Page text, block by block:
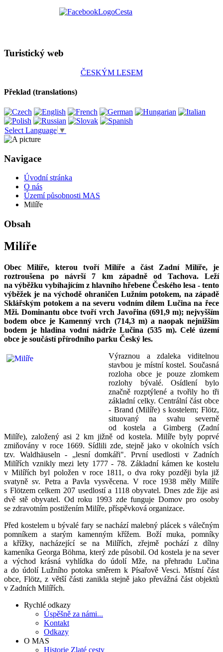
Turistický web
ČESKÝM LESEM
Překlad (translations)
Select Language ▼
Navigace
Úvodní stránka
O nás
Území působnosti MAS
Milíře
Obsah
Milíře
Obec Milíře, kterou tvoří Milíře a část Zadní Milíře, je
roztroušena po návrší 7 km západně od Tachova. Leží
na výběžku vybíhajícím z hlavního hřebene Českého lesa - tento
výběžek je na východě ohraničen Lužním potokem, na západě
Sklářským potokem a na severu vodním dílem Lučina na řece
Mži. Dominantu obce tvoří vrch Javořina (691,9 m); nejvyšším
bodem obce je Kamenný vrch (714,3 m) a naopak nejnižším
bodem je hladina vodní nádrže Lučina (535 m). Celé území
obce je součástí přírodního parku Český les.
Výraznou a zdaleka viditelnou
stavbou je místní kostel. Současná
rozloha obce je pouze zlomkem
rozlohy bývalé. Osídlení bylo
značně rozptýlené a tvořily ho tři
základní celky. Centrální část obce
- Brand (Milíře) s kostelem; Flötz,
situovaný na svahu severně
od kostela a Gimberg (Zadní
Milíře), založený asi 2 km jižně od kostela. Milíře byly poprvé
zmiňovány v roce 1669. Sídlili zde, stejně jako v okolních vsích
tzv. Waldhäuseln - „lesní domkáři". První usedlosti v Zadních
Milířích vznikly mezi lety 1777 - 78. Základní kámen ke kostelu
v Milířích byl položen v roce 1811, o dva roky později byla již
svatyně sv. Petra a Pavla vysvěcena. V roce 1938 měly Milíře
s Flötzem celkem 207 usedlostí a 1118 obyvatel. Dnes zde žije asi
dvě stě obyvatel. Od roku 1993 zde funguje Domov pro osoby
se zdravotním postižením Milíře, příspěvková organizace.
Před kostelem u bývalé fary se nachází malebný plácek s válečným
pomníkem a starým kamenným křížem. Boží muka, pomníky
a křížky, nacházející se na Milířích, zřejmě pochází z dílny
kameníka Georga Böhma, který zde působil. Od kostela je na sever
a východ krásná vyhlídka do údolí Mže, na přehradu Lučina
a do údolí Lužního potoka směrem k Písařově Vesci. Místní část
obce, Flötz, z větší části zanikla stejně jako převážná část objektů
v Zadních Milířích.
Rychlé odkazy
Úspěšně za námi...
Kontakt
Odkazy
O MAS
Historie Zlaté cesty